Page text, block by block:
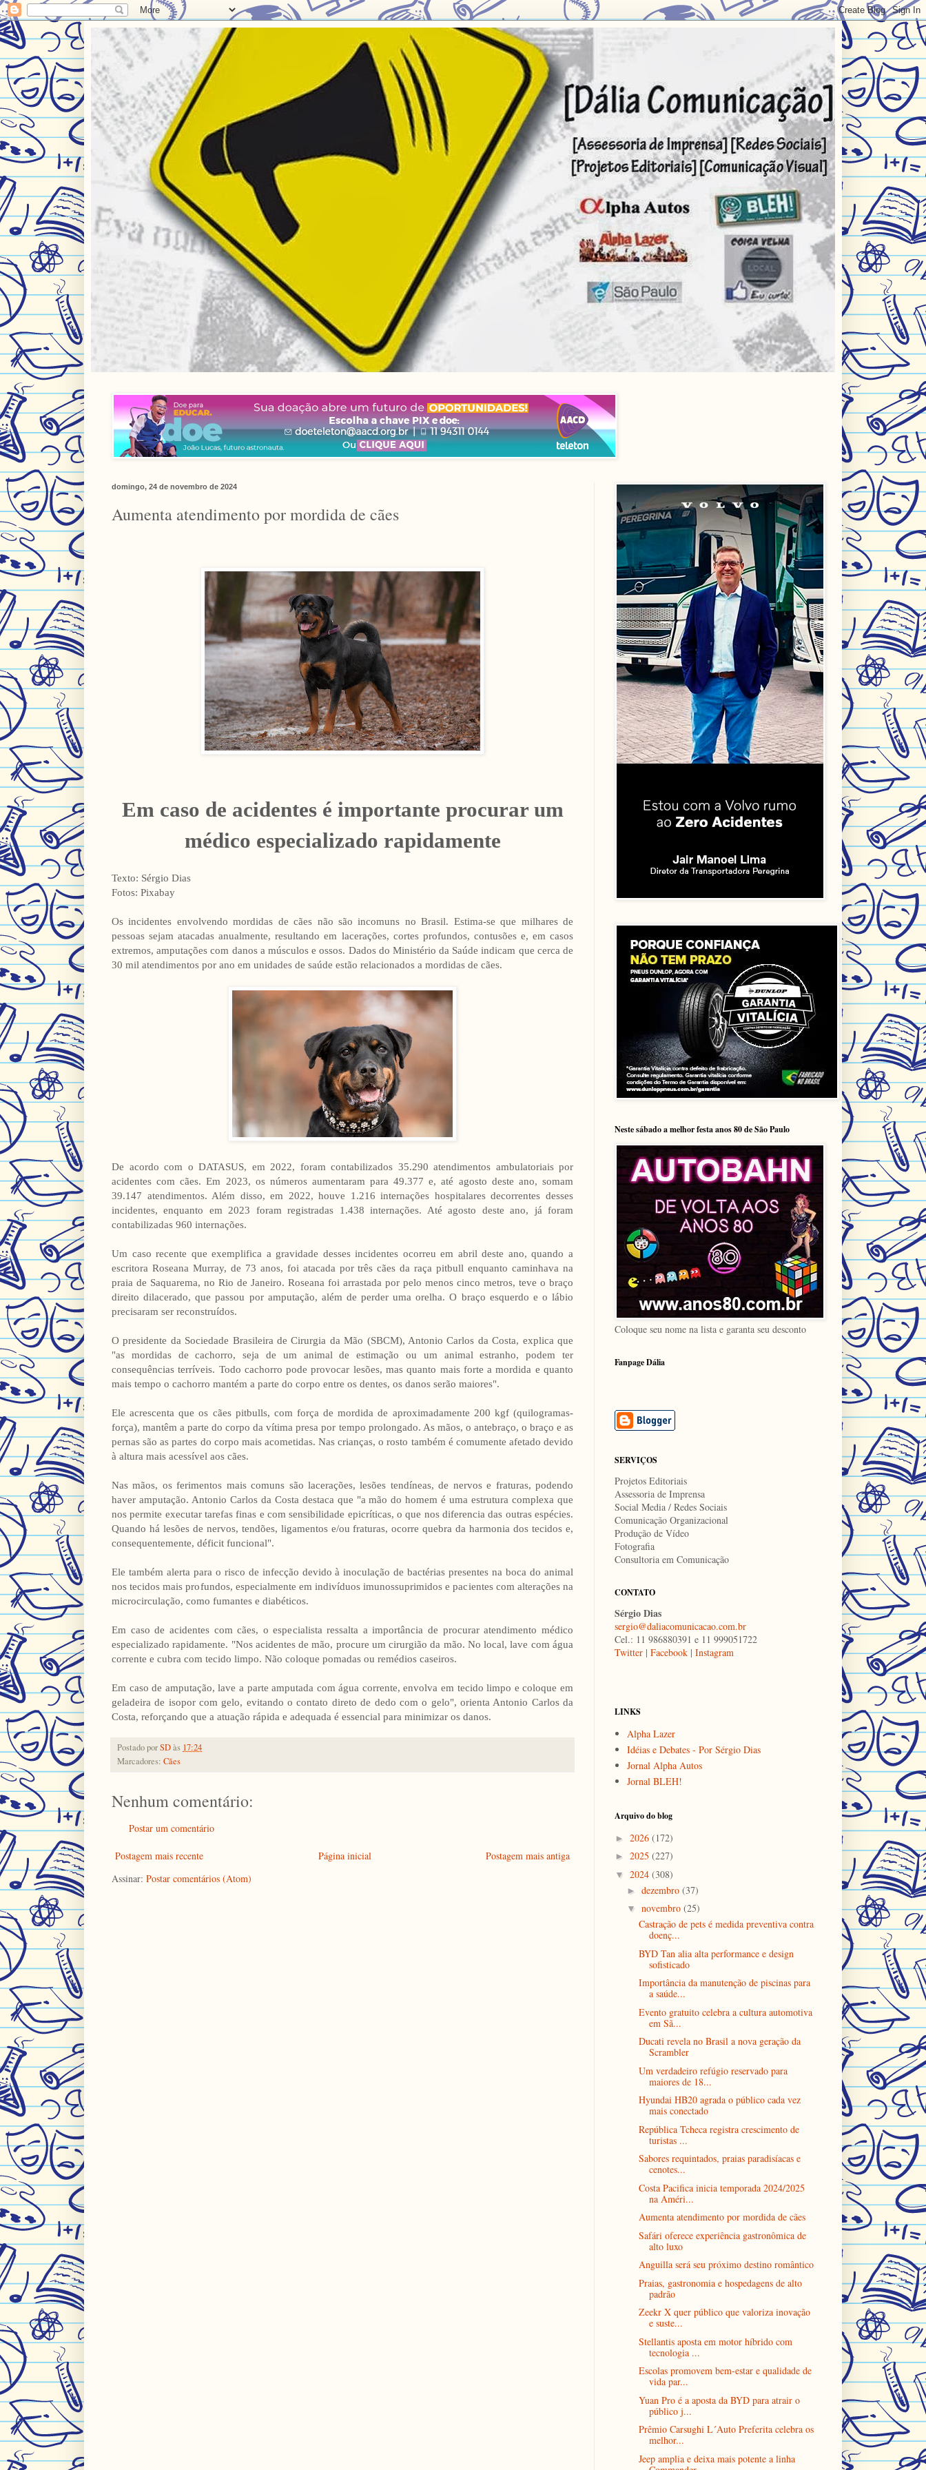
domingo, 24 de novembro de 2024
Aumenta atendimento por mordida de cães
Em caso de acidentes é importante procurar um
médico especializado rapidamente
Texto: Sérgio Dias
Fotos: Pixabay
Os incidentes envolvendo mordidas de cães não são incomuns no Brasil. Estima-se que milhares de
pessoas sejam atacadas anualmente, resultando em lacerações, cortes profundos, contusões e, em casos
extremos, amputações com danos a músculos e ossos. Dados do Ministério da Saúde indicam que cerca de
30 mil atendimentos por ano em unidades de saúde estão relacionados a mordidas de cães.
De acordo com o DATASUS, em 2022, foram contabilizados 35.290 atendimentos ambulatoriais por
acidentes com cães. Em 2023, os números aumentaram para 49.377 e, até agosto deste ano, somam
39.147 atendimentos. Além disso, em 2022, houve 1.216 internações hospitalares decorrentes desses
incidentes, enquanto em 2023 foram registradas 1.438 internações. Até agosto deste ano, já foram
contabilizadas 960 internações.
Um caso recente que exemplifica a gravidade desses incidentes ocorreu em abril deste ano, quando a
escritora Roseana Murray, de 73 anos, foi atacada por três cães da raça pitbull enquanto caminhava na
praia de Saquarema, no Rio de Janeiro. Roseana foi arrastada por pelo menos cinco metros, teve o braço
direito dilacerado, que passou por amputação, além de perder uma orelha. O braço esquerdo e o lábio
precisaram ser reconstruídos.
O presidente da Sociedade Brasileira de Cirurgia da Mão (SBCM), Antonio Carlos da Costa, explica que
"as mordidas de cachorro, seja de um animal de estimação ou um animal estranho, podem ter
consequências terríveis. Todo cachorro pode provocar lesões, mas quanto mais forte a mordida e quanto
mais tempo o cachorro mantém a parte do corpo entre os dentes, os danos serão maiores".
Ele acrescenta que os cães pitbulls, com força de mordida de aproximadamente 200 kgf (quilogramas-
força), mantêm a parte do corpo da vítima presa por tempo prolongado. As mãos, o antebraço, o braço e as
pernas são as partes do corpo mais acometidas. Nas crianças, o rosto também é comumente afetado devido
à altura mais acessível aos cães.
Nas mãos, os ferimentos mais comuns são lacerações, lesões tendíneas, de nervos e fraturas, podendo
haver amputação. Antonio Carlos da Costa destaca que "a mão do homem é uma estrutura complexa que
nos permite executar tarefas finas e com sensibilidade epicríticas, o que nos diferencia das outras espécies.
Quando há lesões de nervos, tendões, ligamentos e/ou fraturas, ocorre quebra da harmonia dos tecidos e,
consequentemente, déficit funcional".
Ele também alerta para o risco de infecção devido à inoculação de bactérias presentes na boca do animal
nos tecidos mais profundos, especialmente em indivíduos imunossuprimidos e pacientes com alterações na
microcirculação, como fumantes e diabéticos.
Em caso de acidentes com cães, o especialista ressalta a importância de procurar atendimento médico
especializado rapidamente. "Nos acidentes de mão, procure um cirurgião da mão. No local, lave com água
corrente e cubra com tecido limpo. Não coloque pomadas ou remédios caseiros.
Em caso de amputação, lave a parte amputada com água corrente, envolva em tecido limpo e coloque em
geladeira de isopor com gelo, evitando o contato direto de dedo com o gelo", orienta Antonio Carlos da
Costa, reforçando que a atuação rápida e adequada é essencial para minimizar os danos.
Postado porSDàs 17:24
Marcadores: Cães
Nenhum comentário:
Postar um comentário
Postagem mais recente Postagem mais antiga
Página inicial
Assinar: Postar comentários (Atom)
Neste sábado a melhor festa anos 80 de São Paulo
Coloque seu nome na lista e garanta seu desconto
Fanpage Dália
SERVIÇOS
Projetos Editoriais
Assessoria de Imprensa
Social Media / Redes Sociais
Comunicação Organizacional
Produção de Vídeo
Fotografia
Consultoria em Comunicação
CONTATO
Sérgio Dias
sergio@daliacomunicacao.com.br
Cel.: 11 986880391 e 11 999051722
Twitter | Facebook | Instagram
LINKS
Alpha Lazer
Idéias e Debates - Por Sérgio Dias
Jornal Alpha Autos
Jornal BLEH!
Arquivo do blog
► 2026 (172)
► 2025 (227)
▼ 2024 (308)
► dezembro (37)
▼ novembro (25)
Castração de pets é medida preventiva contra
doenç...
BYD Tan alia alta performance e design
sofisticado
Importância da manutenção de piscinas para
a saúde...
Evento gratuito celebra a cultura automotiva
em Sã...
Ducati revela no Brasil a nova geração da
Scrambler
Um verdadeiro refúgio reservado para
maiores de 18...
Hyundai HB20 agrada o público cada vez
mais conectado
República Tcheca registra crescimento de
turistas ...
Sabores requintados, praias paradisíacas e
cenotes...
Costa Pacifica inicia temporada 2024/2025
na Améri...
Aumenta atendimento por mordida de cães
Safári oferece experiência gastronômica de
alto luxo
Anguilla será seu próximo destino romântico
Praias, gastronomia e hospedagens de alto
padrão
Zeekr X quer público que valoriza inovação
e suste...
Stellantis aposta em motor híbrido com
tecnologia ...
Escolas promovem bem-estar e qualidade de
vida par...
Yuan Pro é a aposta da BYD para atrair o
público j...
Prêmio Carsughi L´Auto Preferita celebra os
melhor...
Jeep amplia e deixa mais potente a linha